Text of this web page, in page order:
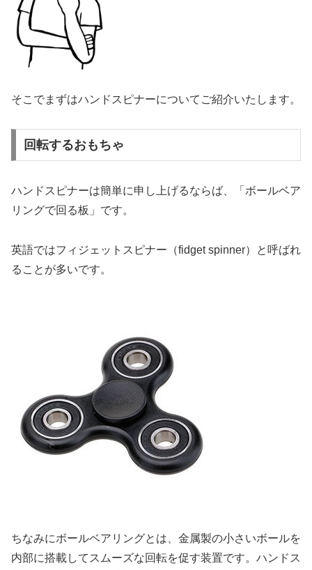
そこでまずはハンドスピナーについてご紹介いたします。
回転するおもちゃ
ハンドスピナーは簡単に申し上げるならば、「ボールベア
リングで回る板」です。
英語ではフィジェットスピナー（fidget spinner）と呼ばれ
ることが多いです。
ちなみにボールベアリングとは、金属製の小さいボールを
内部に搭載してスムーズな回転を促す装置です。ハンドス